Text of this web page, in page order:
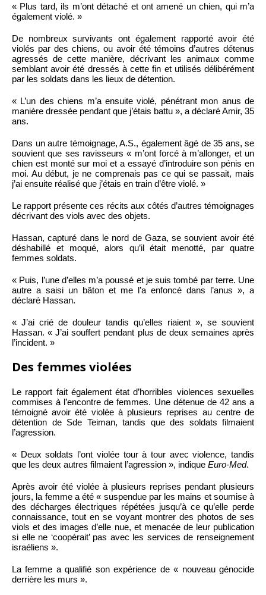
« Plus tard, ils m’ont détaché et ont amené un chien, qui m’a
également violé. »
De nombreux survivants ont également rapporté avoir été
violés par des chiens, ou avoir été témoins d’autres détenus
agressés de cette manière, décrivant les animaux comme
semblant avoir été dressés à cette fin et utilisés délibérément
par les soldats dans les lieux de détention.
« L’un des chiens m’a ensuite violé, pénétrant mon anus de
manière dressée pendant que j’étais battu », a déclaré Amir, 35
ans.
Dans un autre témoignage, A.S., également âgé de 35 ans, se
souvient que ses ravisseurs « m’ont forcé à m’allonger, et un
chien est monté sur moi et a essayé d’introduire son pénis en
moi. Au début, je ne comprenais pas ce qui se passait, mais
j’ai ensuite réalisé que j’étais en train d’être violé. »
Le rapport présente ces récits aux côtés d’autres témoignages
décrivant des viols avec des objets.
Hassan, capturé dans le nord de Gaza, se souvient avoir été
déshabillé et moqué, alors qu’il était menotté, par quatre
femmes soldats.
« Puis, l’une d’elles m’a poussé et je suis tombé par terre. Une
autre a saisi un bâton et me l’a enfoncé dans l’anus », a
déclaré Hassan.
« J’ai crié de douleur tandis qu’elles riaient », se souvient
Hassan. « J’ai souffert pendant plus de deux semaines après
l’incident. »
Des femmes violées
Le rapport fait également état d’horribles violences sexuelles
commises à l’encontre de femmes. Une détenue de 42 ans a
témoigné avoir été violée à plusieurs reprises au centre de
détention de Sde Teiman, tandis que des soldats filmaient
l’agression.
« Deux soldats l’ont violée tour à tour avec violence, tandis
que les deux autres filmaient l’agression », indique Euro-Med.
Après avoir été violée à plusieurs reprises pendant plusieurs
jours, la femme a été « suspendue par les mains et soumise à
des décharges électriques répétées jusqu’à ce qu’elle perde
connaissance, tout en se voyant montrer des photos de ses
viols et des images d’elle nue, et menacée de leur publication
si elle ne ‘coopérait’ pas avec les services de renseignement
israéliens ».
La femme a qualifié son expérience de « nouveau génocide
derrière les murs ».